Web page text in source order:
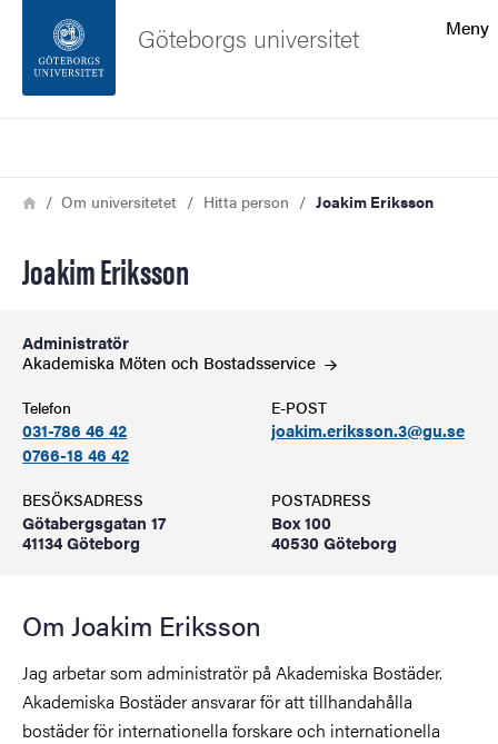
Sidfoten
Meny
Göteborgs universitet
Länkstig
HemOm universitetet Hitta person Joakim Eriksson
Joakim Eriksson
Administratör
Akademiska Möten och Bostadsservice
Telefon
031-786 46 42
0766-18 46 42
E-POST
joakim.eriksson.3@gu.se
BESÖKSADRESS
Götabergsgatan 17
41134 Göteborg
POSTADRESS
Box 100
40530 Göteborg
Om Joakim Eriksson
Jag arbetar som administratör på Akademiska Bostäder.
Akademiska Bostäder ansvarar för att tillhandahålla
bostäder för internationella forskare och internationella